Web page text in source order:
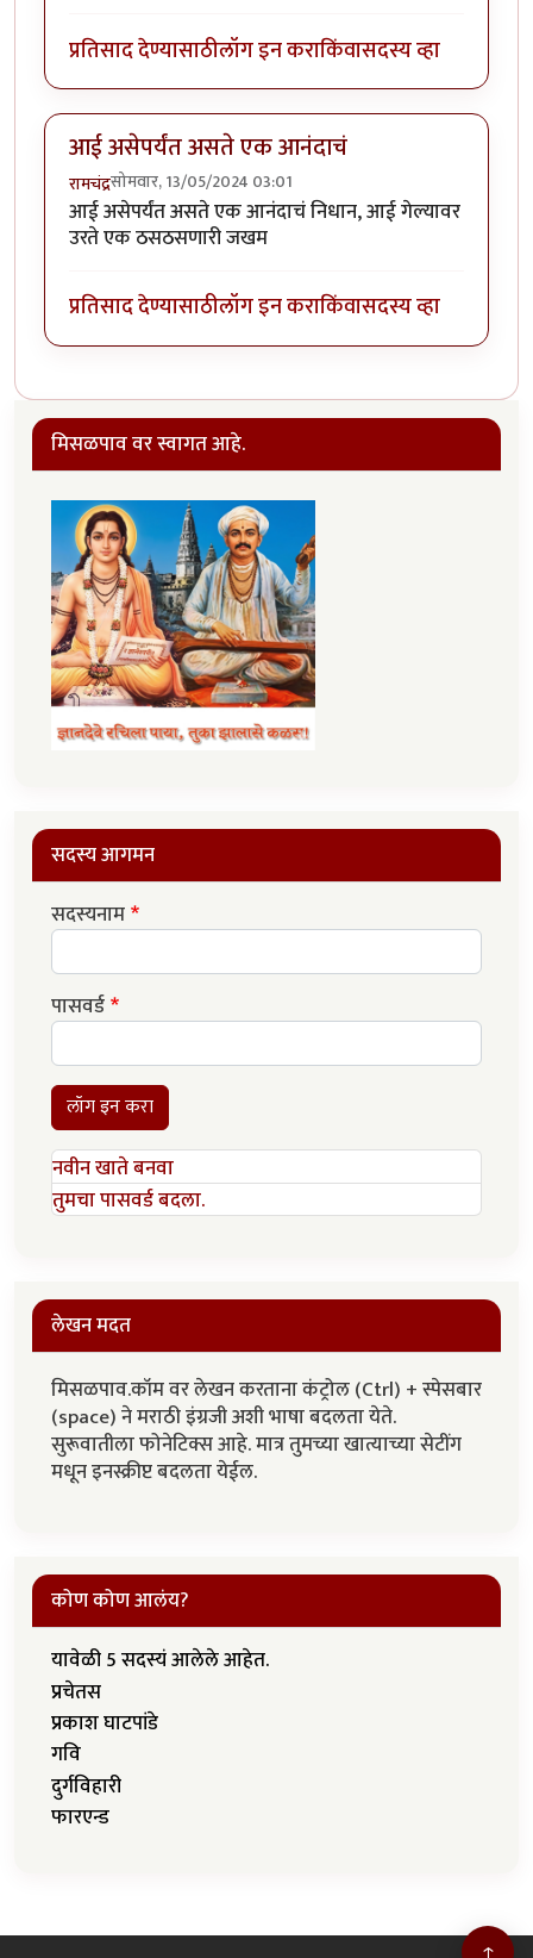
प्रतिसाद देण्यासाठीलॉग इन कराकिंवासदस्य व्हा
आई असेपर्यंत असते एक आनंदाचं
रामचंद्रसोमवार, 13/05/2024 03:01
आई असेपर्यंत असते एक आनंदाचं निधान, आई गेल्यावर
उरते एक ठसठसणारी जखम
प्रतिसाद देण्यासाठीलॉग इन कराकिंवासदस्य व्हा
मिसळपाव वर स्वागत आहे.
सदस्य आगमन
सदस्यनाम
पासवर्ड
लॉग इन करा
नवीन खाते बनवा
तुमचा पासवर्ड बदला.
लेखन मदत
मिसळपाव.कॉम वर लेखन करताना कंट्रोल (Ctrl) + स्पेसबार
(space) ने मराठी इंग्रजी अशी भाषा बदलता येते.
सुरूवातीला फोनेटिक्स आहे. मात्र तुमच्या खात्याच्या सेटींग
मधून इनस्क्रीप्ट बदलता येईल.
कोण कोण आलंय?
यावेळी 5 सदस्यं आलेले आहेत.
प्रचेतस
प्रकाश घाटपांडे
गवि
दुर्गविहारी
फारएन्ड
↑